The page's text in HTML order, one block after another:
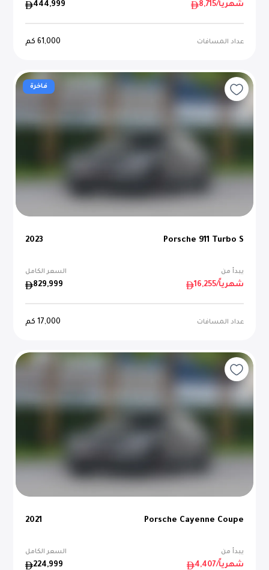
8,715 /شهرياً 444,999
عداد المسافات 61,000 كم
فاخرة
Porsche 911 Turbo S
2023
يبدأ من السعر الكامل
16,255 /شهرياً 829,999
عداد المسافات 17,000 كم
Porsche Cayenne Coupe
2021
يبدأ من السعر الكامل
4,407 /شهرياً 224,999